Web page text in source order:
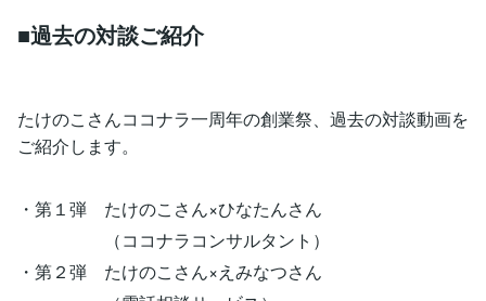
■過去の対談ご紹介
たけのこさんココナラ一周年の創業祭、過去の対談動画を
ご紹介します。
・第１弾 たけのこさん×ひなたんさん
（ココナラコンサルタント）
・第２弾 たけのこさん×えみなつさん